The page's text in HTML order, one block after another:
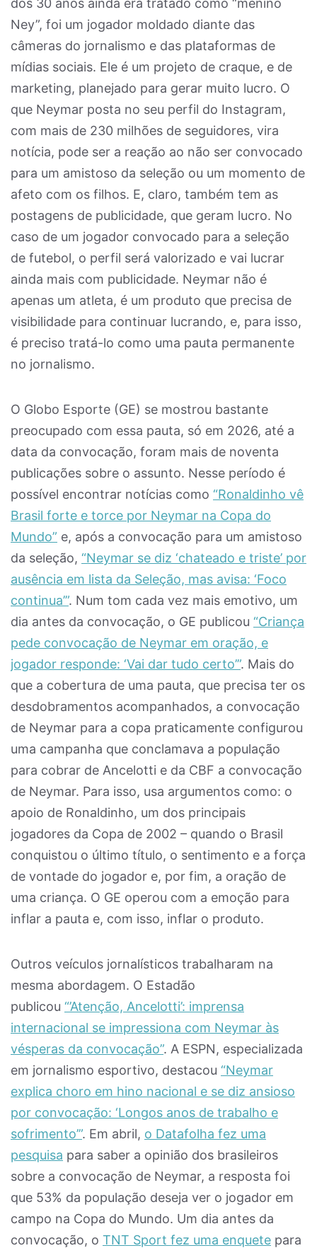
Ney”, foi um jogador moldado diante das
câmeras do jornalismo e das plataformas de
mídias sociais. Ele é um projeto de craque, e de
marketing, planejado para gerar muito lucro. O
que Neymar posta no seu perfil do Instagram,
com mais de 230 milhões de seguidores, vira
notícia, pode ser a reação ao não ser convocado
para um amistoso da seleção ou um momento de
afeto com os filhos. E, claro, também tem as
postagens de publicidade, que geram lucro. No
caso de um jogador convocado para a seleção
de futebol, o perfil será valorizado e vai lucrar
ainda mais com publicidade. Neymar não é
apenas um atleta, é um produto que precisa de
visibilidade para continuar lucrando, e, para isso,
é preciso tratá-lo como uma pauta permanente
no jornalismo.
O Globo Esporte (GE) se mostrou bastante
preocupado com essa pauta, só em 2026, até a
data da convocação, foram mais de noventa
publicações sobre o assunto. Nesse período é
possível encontrar notícias como “Ronaldinho vê
Brasil forte e torce por Neymar na Copa do
Mundo” e, após a convocação para um amistoso
da seleção, “Neymar se diz ‘chateado e triste’ por
ausência em lista da Seleção, mas avisa: ‘Foco
continua’”. Num tom cada vez mais emotivo, um
dia antes da convocação, o GE publicou “Criança
pede convocação de Neymar em oração, e
jogador responde: ‘Vai dar tudo certo’”. Mais do
que a cobertura de uma pauta, que precisa ter os
desdobramentos acompanhados, a convocação
de Neymar para a copa praticamente configurou
uma campanha que conclamava a população
para cobrar de Ancelotti e da CBF a convocação
de Neymar. Para isso, usa argumentos como: o
apoio de Ronaldinho, um dos principais
jogadores da Copa de 2002 – quando o Brasil
conquistou o último título, o sentimento e a força
de vontade do jogador e, por fim, a oração de
uma criança. O GE operou com a emoção para
inflar a pauta e, com isso, inflar o produto.
Outros veículos jornalísticos trabalharam na
mesma abordagem. O Estadão
publicou “’Atenção, Ancelotti’: imprensa
internacional se impressiona com Neymar às
vésperas da convocação”. A ESPN, especializada
em jornalismo esportivo, destacou “Neymar
explica choro em hino nacional e se diz ansioso
por convocação: ‘Longos anos de trabalho e
sofrimento’”. Em abril, o Datafolha fez uma
pesquisa para saber a opinião dos brasileiros
sobre a convocação de Neymar, a resposta foi
que 53% da população deseja ver o jogador em
campo na Copa do Mundo. Um dia antes da
convocação, o TNT Sport fez uma enquete para